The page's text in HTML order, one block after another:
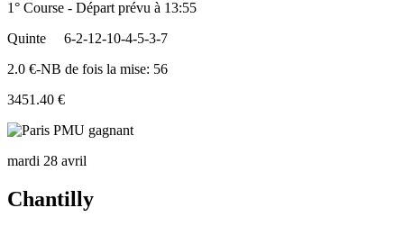
1° Course - Départ prévu à 13:55
Quinte
6-2-12-10-4-5-3-7
2.0 €-NB de fois la mise: 56
3451.40 €
mardi 28 avril
Chantilly